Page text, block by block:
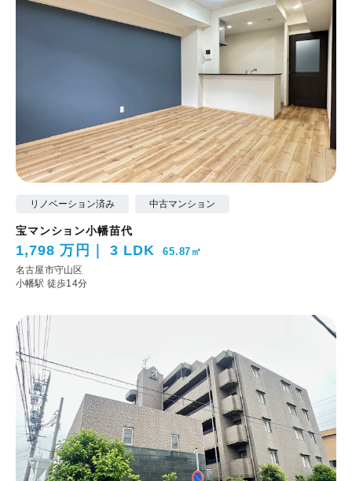
リノベーション済み 中古マンション
宝マンション小幡苗代
1,798 万円 3 LDK 65.87㎡
名古屋市守山区
小幡駅 徒歩14分